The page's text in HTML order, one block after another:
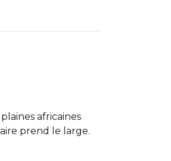
africaines
prend le large.